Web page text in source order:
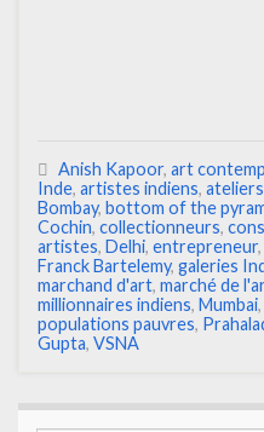
Anish Kapoor, art
Inde, artistes indiens,
Bombay, bottom of the
Cochin, collectionneurs,
artistes, Delhi, entrepreneur,
Franck Bartelemy, galeries
marchand d'art, marché de
millionnaires indiens, Mumbai,
populations pauvres,
Gupta, VSNA